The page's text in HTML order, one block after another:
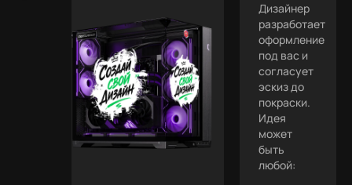
Дизайнер
разработает
оформление
под вас и
согласует
эскиз до
покраски.
Идея
может
быть
любой: